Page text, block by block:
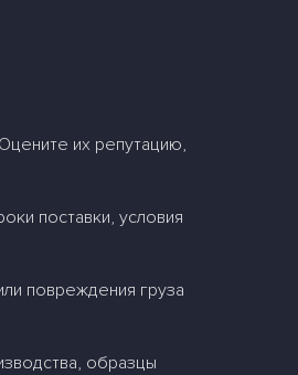
их репутацию,
поставки, условия
повреждения груза
образцы